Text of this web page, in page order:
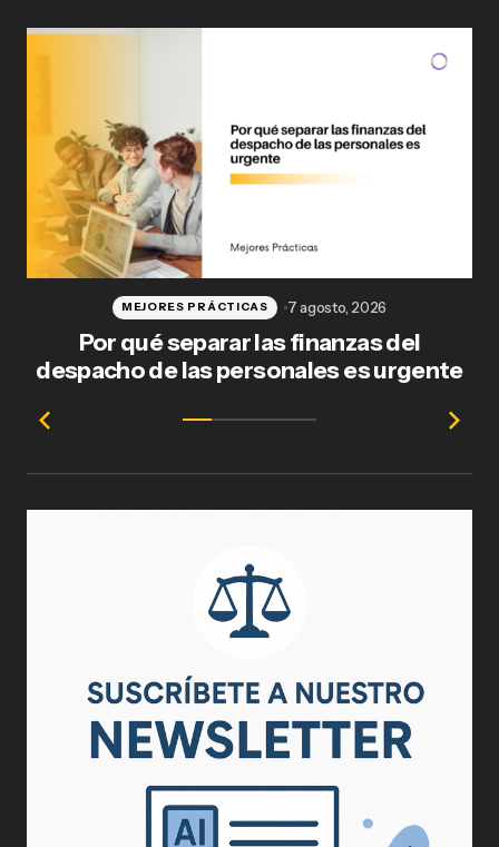
Por qué separar las finanzas del
despacho de las personales es urgente
MEJORES PRÁCTICAS 7 agosto, 2026